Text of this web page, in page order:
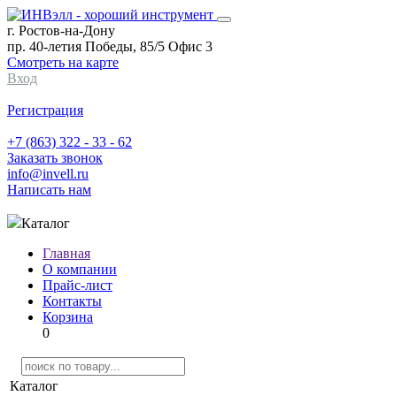
г. Ростов-на-Дону
пр. 40-летия Победы, 85/5 Офис 3
Смотреть на карте
Вход
Регистрация
+7 (863) 322 - 33 - 62
Заказать звонок
info@invell.ru
Написать нам
Каталог
Главная
О компании
Прайс-лист
Контакты
Корзина
0
Каталог